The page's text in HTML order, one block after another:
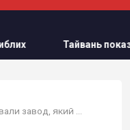
під час